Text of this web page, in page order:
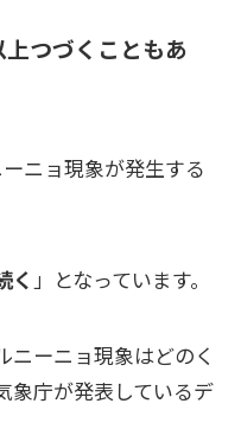
つづくこともあ
ニョ現象が発生する
く 」となっています。
ニーニョ現象はどのく
象庁が発表しているデ